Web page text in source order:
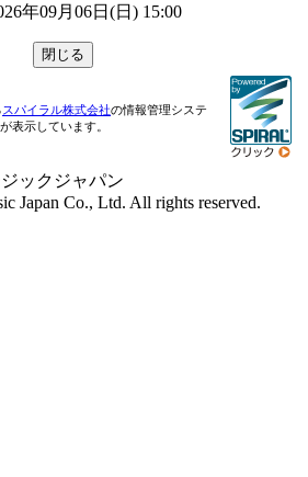
年09月06日(日) 15:00
スパイラル株式会社の情報管理システ
表示しています。
ックジャパン
Japan Co., Ltd. All rights reserved.